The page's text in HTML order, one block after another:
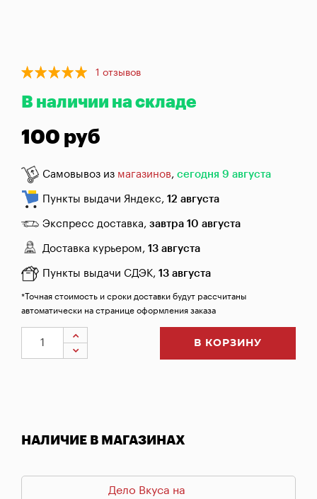
графины
Домашнее
консервирование
Коптильни
Адреса
магазинов
Отследить
Заказать
звонок
Item
of
1 отзывов
В наличии на складе
100 руб
Самовывоз из магазинов, сегодня 9 августа
Пункты выдачи Яндекс, 12 августа
Экспресс доставка, завтра 10 августа
Доставка курьером, 13 августа
Пункты выдачи СДЭК, 13 августа
*Точная стоимость и сроки доставки будут рассчитаны
автоматически на странице оформления заказа
В КОРЗИНУ
НАЛИЧИЕ В МАГАЗИНАХ
Дело Вкуса на